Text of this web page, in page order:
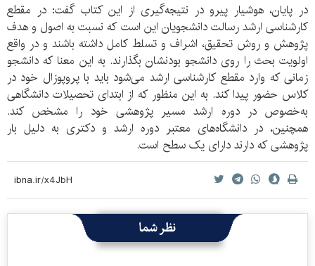
در پایان، هوشیار پیرو در نتیجه‌گیری از این کتاب گفت: در مقطع
کارشناسی ارشد رسالت دانشجویان این است که نسبت به اصول و هدف
پژوهش و روش تحقیق، اشراف و تسلط کامل داشته باشند و در واقع
اولویت بحث را روی دانشجو بودنشان بگذارند. به این معنا که دانشجو
زمانی که وارد مقطع کارشناسی ارشد می‌شود باید با پروپوزال خود در
کلاس حضور پیدا کند. به این منظور که از ابتدای تحصیلات دانشگاهی
به‌خصوص در دوره ارشد مسیر پژوهشی خود را مشخص کند.
همچنین، در دانشگاه‌های معتبر دوره ارشد و دکتری به دلیل بار
پژوهشی که دارند دارای یک سطح است.
نظر شما